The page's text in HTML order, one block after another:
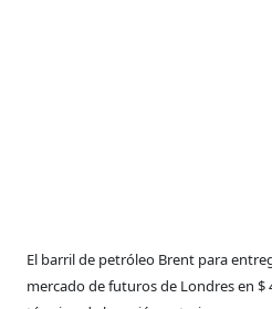
El barril de petróleo Brent para
mercado de futuros de Londres en $